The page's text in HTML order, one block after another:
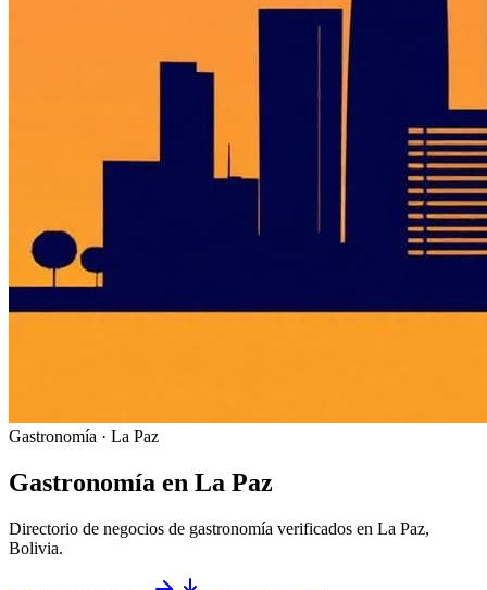
Gastronomía · La Paz
Gastronomía en La Paz
Directorio de negocios de gastronomía verificados en La Paz,
Bolivia.